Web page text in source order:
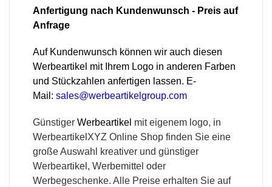
Anfertigung nach Kundenwunsch - Preis auf
Anfrage
Auf Kundenwunsch können wir auch diesen
Werbeartikel mit Ihrem Logo in anderen Farben
und Stückzahlen anfertigen lassen. E-
Mail:sales@werbeartikelgroup.com
GünstigerWerbeartikel mit eigenem logo, in
WerbeartikelXYZ Online Shop finden Sie eine
große Auswahl kreativer und günstiger
Werbeartikel, Werbemittel oder
Werbegeschenke. Alle Preise erhalten Sie auf